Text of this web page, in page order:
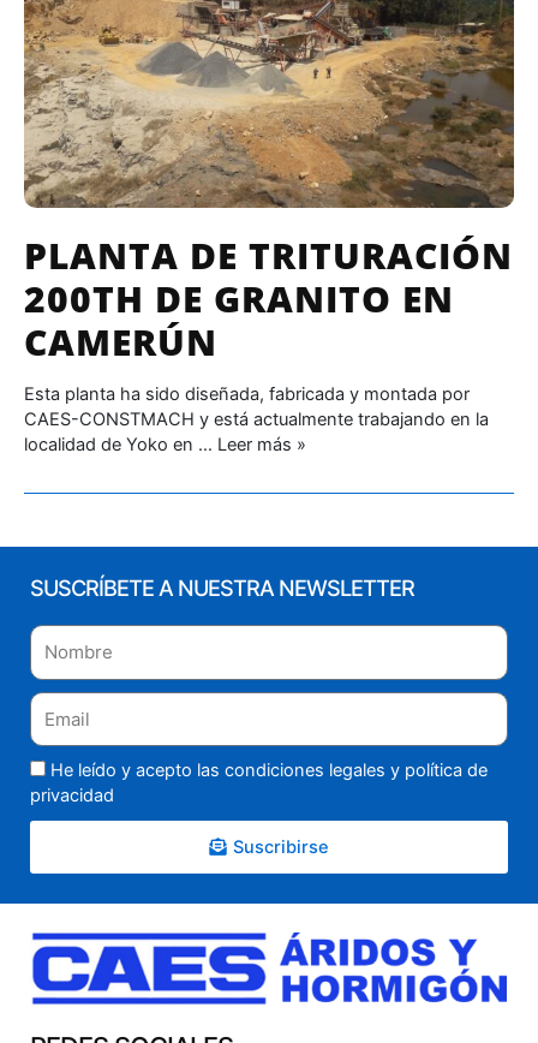
PLANTA DE TRITURACIÓN
200TH DE GRANITO EN
CAMERÚN
Esta planta ha sido diseñada, fabricada y montada por
CAES-CONSTMACH y está actualmente trabajando en la
localidad de Yoko en … Leer más »
SUSCRÍBETE A NUESTRA NEWSLETTER
He leído y acepto las condiciones legales y política de
privacidad
Suscribirse